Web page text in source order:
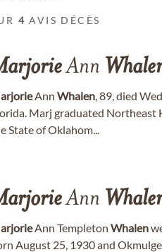
4 AVIS DÉCÈS
Ann
Ann Whalen, 89, died
Marj graduated Northeast
State of Oklahom...
Ann
Ann Templeton Whalen
August 25, 1930 and